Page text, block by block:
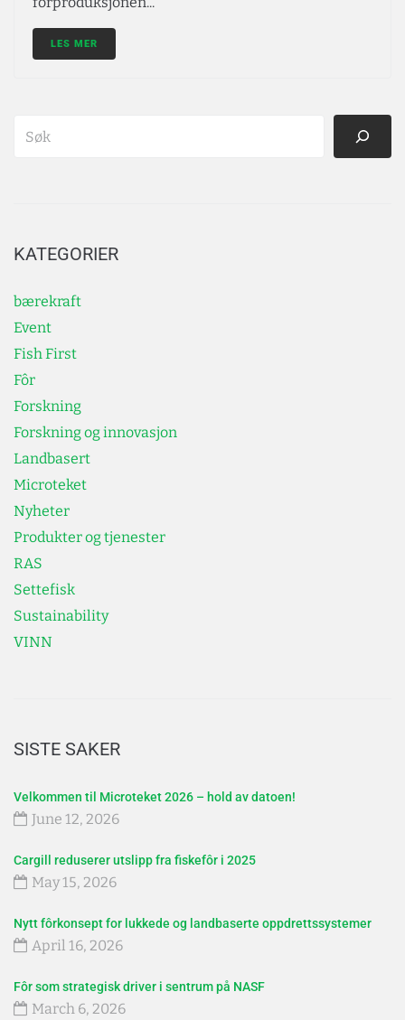
LES MER
KATEGORIER
bærekraft
Event
Fish First
Fôr
Forskning
Forskning og innovasjon
Landbasert
Microteket
Nyheter
Produkter og tjenester
RAS
Settefisk
Sustainability
VINN
SISTE SAKER
Velkommen til Microteket 2026 – hold av datoen!
June 12, 2026
Cargill reduserer utslipp fra fiskefôr i 2025
May 15, 2026
Nytt fôrkonsept for lukkede og landbaserte oppdrettssystemer
April 16, 2026
Fôr som strategisk driver i sentrum på NASF
March 6, 2026